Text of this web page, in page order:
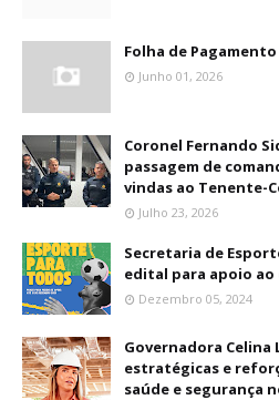
Folha de Pagamento
Junho 01, 2026
Coronel Fernando
passagem de
vindas ao Tenente-
Julho 23, 2026
Secretaria de
edital para apoio
Dezembro 05, 2024
Governadora Celina
estratégicas e
saúde e segurança